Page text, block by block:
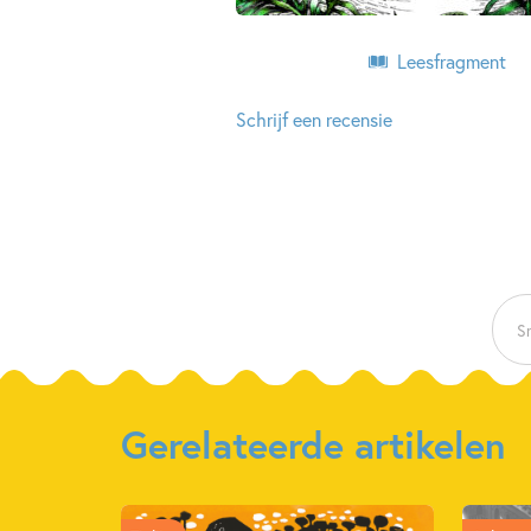
Leesfragment
Schrijf een recensie
Gerelateerde artikelen